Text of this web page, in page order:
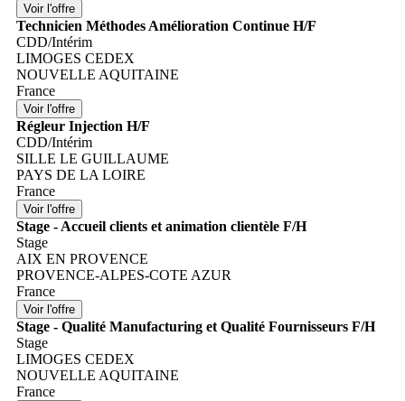
Technicien Méthodes Amélioration Continue H/F
CDD/Intérim
LIMOGES CEDEX
NOUVELLE AQUITAINE
France
Régleur Injection H/F
CDD/Intérim
SILLE LE GUILLAUME
PAYS DE LA LOIRE
France
Stage - Accueil clients et animation clientèle F/H
Stage
AIX EN PROVENCE
PROVENCE-ALPES-COTE AZUR
France
Stage - Qualité Manufacturing et Qualité Fournisseurs F/H
Stage
LIMOGES CEDEX
NOUVELLE AQUITAINE
France